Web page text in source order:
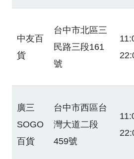
中友百
貨
台中市北區三
民路三段161
號
廣三
SOGO
百貨
台中市西區台
灣大道二段
459號